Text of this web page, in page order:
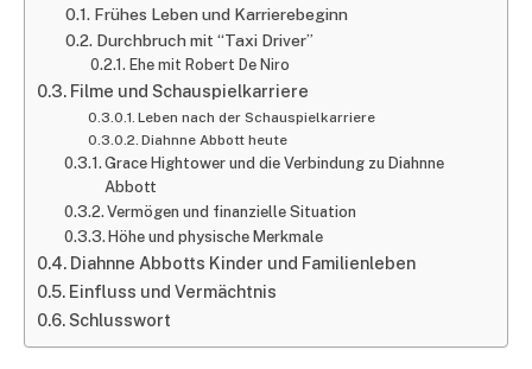
Frühes Leben und Karrierebeginn
Durchbruch mit “Taxi Driver”
Ehe mit Robert De Niro
Filme und Schauspielkarriere
Leben nach der Schauspielkarriere
Diahnne Abbott heute
Grace Hightower und die Verbindung zu Diahnne
Abbott
Vermögen und finanzielle Situation
Höhe und physische Merkmale
Diahnne Abbotts Kinder und Familienleben
Einfluss und Vermächtnis
Schlusswort